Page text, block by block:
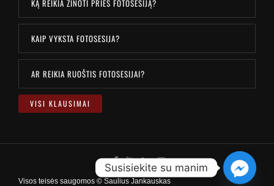
KĄ REIKIA ŽINOTI PRIEŠ FOTOSESIJĄ?
KAIP VYKSTA FOTOSESIJA?
AR REIKIA RUOŠTIS FOTOSESIJAI?
VISI KLAUSIMAI
Visos teisės saugomos © Saulius Jankauskas
Susisiekite su manim